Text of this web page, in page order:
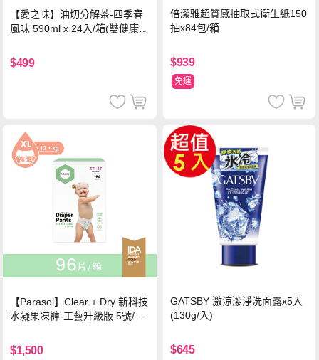
【愛之味】油切分解茶-四季春
風味 590ml x 24入/箱(雙健康認
$499
倍潔雅超質感抽取式衛生紙150
抽x84包/箱
$939
免運
【Parasol】Clear + Dry 新科技
水凝果凍褲-工藝升級版 5號/XL
$1,500
GATSBY 激涼潔淨洗面露x5入
(130g/入)
$645